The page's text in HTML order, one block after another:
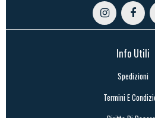
Info Utili
Spedizioni
Termini E